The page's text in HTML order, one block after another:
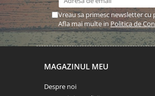
Vreau sa primesc newsletter
Afla mai multe in Politica de
MAGAZINUL MEU
Despre noi